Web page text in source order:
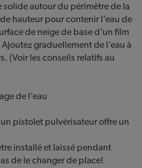
solide autour du périmètre de la
hauteur pour contenir l’eau de
de neige de base d’un film
graduellement de l’eau à
(Voir les conseils relatifs au
de l’eau
pistolet pulvérisateur offre un
installé et laissé pendant
de le changer de place!